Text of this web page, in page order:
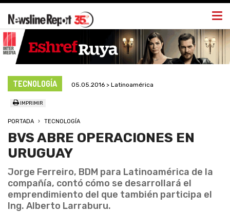
TECNOLOGÍA 05.05.2016 > Latinoamérica
IMPRIMIR
PORTADA TECNOLOGÍA
BVS ABRE OPERACIONES EN
URUGUAY
Jorge Ferreiro, BDM para Latinoamérica de la
compañía, contó cómo se desarrollará el
emprendimiento del que también participa el
Ing. Alberto Larraburu.